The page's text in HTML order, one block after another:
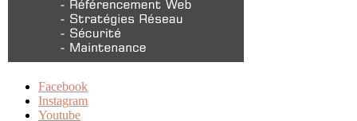
Facebook
Instagram
Youtube